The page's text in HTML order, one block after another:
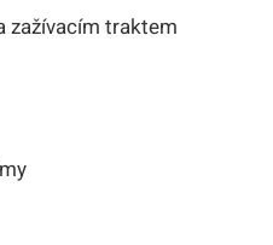
zažívacím traktem